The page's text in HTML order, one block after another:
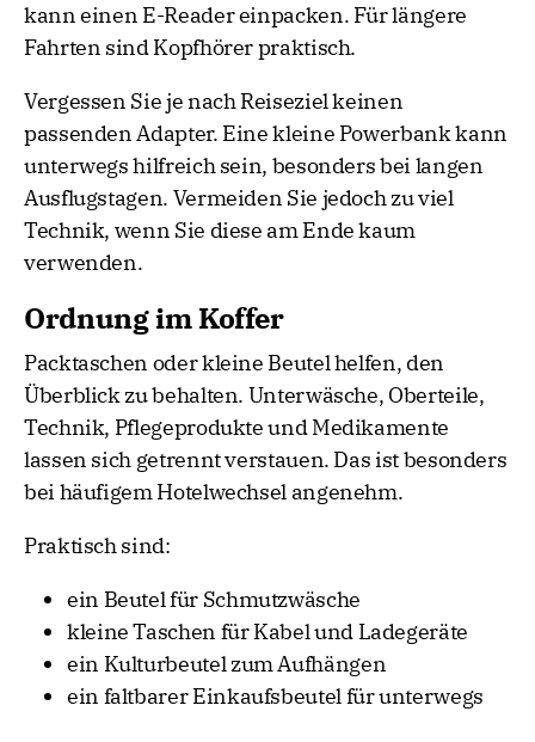
kann einen E-Reader einpacken. Für längere
Fahrten sind Kopfhörer praktisch.
Vergessen Sie je nach Reiseziel keinen
passenden Adapter. Eine kleine Powerbank kann
unterwegs hilfreich sein, besonders bei langen
Ausflugstagen. Vermeiden Sie jedoch zu viel
Technik, wenn Sie diese am Ende kaum
verwenden.
Ordnung im Koffer
Packtaschen oder kleine Beutel helfen, den
Überblick zu behalten. Unterwäsche, Oberteile,
Technik, Pflegeprodukte und Medikamente
lassen sich getrennt verstauen. Das ist besonders
bei häufigem Hotelwechsel angenehm.
Praktisch sind:
ein Beutel für Schmutzwäsche
kleine Taschen für Kabel und Ladegeräte
ein Kulturbeutel zum Aufhängen
ein faltbarer Einkaufsbeutel für unterwegs